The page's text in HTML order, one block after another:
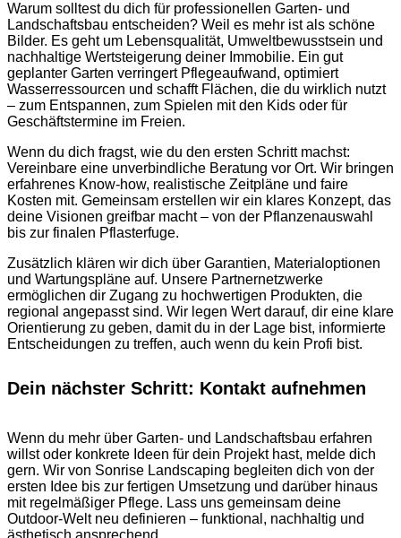
Warum solltest du dich für professionellen Garten- und
Landschaftsbau entscheiden? Weil es mehr ist als schöne
Bilder. Es geht um Lebensqualität, Umweltbewusstsein und
nachhaltige Wertsteigerung deiner Immobilie. Ein gut
geplanter Garten verringert Pflegeaufwand, optimiert
Wasserressourcen und schafft Flächen, die du wirklich nutzt
– zum Entspannen, zum Spielen mit den Kids oder für
Geschäftstermine im Freien.
Wenn du dich fragst, wie du den ersten Schritt machst:
Vereinbare eine unverbindliche Beratung vor Ort. Wir bringen
erfahrenes Know-how, realistische Zeitpläne und faire
Kosten mit. Gemeinsam erstellen wir ein klares Konzept, das
deine Visionen greifbar macht – von der Pflanzenauswahl
bis zur finalen Pflasterfuge.
Zusätzlich klären wir dich über Garantien, Materialoptionen
und Wartungspläne auf. Unsere Partnernetzwerke
ermöglichen dir Zugang zu hochwertigen Produkten, die
regional angepasst sind. Wir legen Wert darauf, dir eine klare
Orientierung zu geben, damit du in der Lage bist, informierte
Entscheidungen zu treffen, auch wenn du kein Profi bist.
Dein nächster Schritt: Kontakt aufnehmen
Wenn du mehr über Garten- und Landschaftsbau erfahren
willst oder konkrete Ideen für dein Projekt hast, melde dich
gern. Wir von Sonrise Landscaping begleiten dich von der
ersten Idee bis zur fertigen Umsetzung und darüber hinaus
mit regelmäßiger Pflege. Lass uns gemeinsam deine
Outdoor-Welt neu definieren – funktional, nachhaltig und
ästhetisch ansprechend.